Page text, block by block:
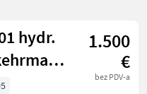
hydr.
1.500
€
bez PDV-a